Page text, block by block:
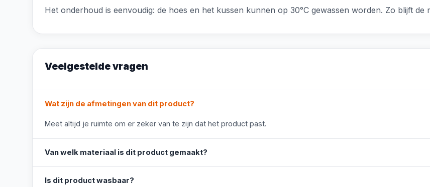
Het onderhoud is eenvoudig: de hoes en het kussen kunnen op 30°C gewassen worden. Zo blijft de
Veelgestelde vragen
Wat zijn de afmetingen van dit product?
Meet altijd je ruimte om er zeker van te zijn dat het product past.
Van welk materiaal is dit product gemaakt?
Is dit product wasbaar?